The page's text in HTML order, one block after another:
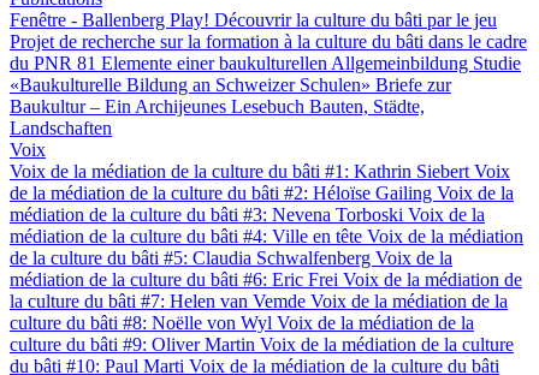
Fenêtre - Ballenberg Play! Découvrir la culture du bâti par le jeu
Projet de recherche sur la formation à la culture du bâti dans le cadre
du PNR 81 Elemente einer baukulturellen Allgemeinbildung Studie
«Baukulturelle Bildung an Schweizer Schulen» Briefe zur
Baukultur – Ein Archijeunes Lesebuch Bauten, Städte,
Landschaften
Voix
Voix de la médiation de la culture du bâti #1: Kathrin Siebert Voix
de la médiation de la culture du bâti #2: Héloïse Gailing Voix de la
médiation de la culture du bâti #3: Nevena Torboski Voix de la
médiation de la culture du bâti #4: Ville en tête Voix de la médiation
de la culture du bâti #5: Claudia Schwalfenberg Voix de la
médiation de la culture du bâti #6: Eric Frei Voix de la médiation de
la culture du bâti #7: Helen van Vemde Voix de la médiation de la
culture du bâti #8: Noëlle von Wyl Voix de la médiation de la
culture du bâti #9: Oliver Martin Voix de la médiation de la culture
du bâti #10: Paul Marti Voix de la médiation de la culture du bâti